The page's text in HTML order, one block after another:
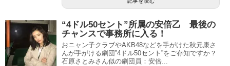
“4ドル50セント”所属の安倍乙 最後の
チャンスで事務所に入る！
おニャン子クラブやAKB48などを手がけた秋元康さ
んが手がける劇団”4ドル50セント”をご存知ですか？
石原さとみさん似の劇団員：安倍...